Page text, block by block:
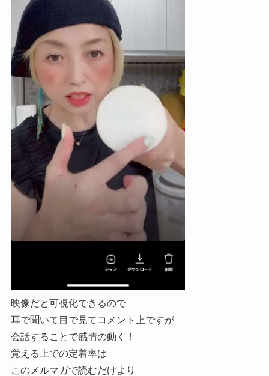
映像だと可視化できるので
耳で聞いて目で見てコメント上ですが
会話することで感情の動く！
覚える上での定着率は
このメルマガで読むだけより